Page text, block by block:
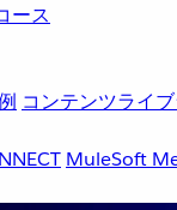
ース
コンテンツライブ
MuleSoft